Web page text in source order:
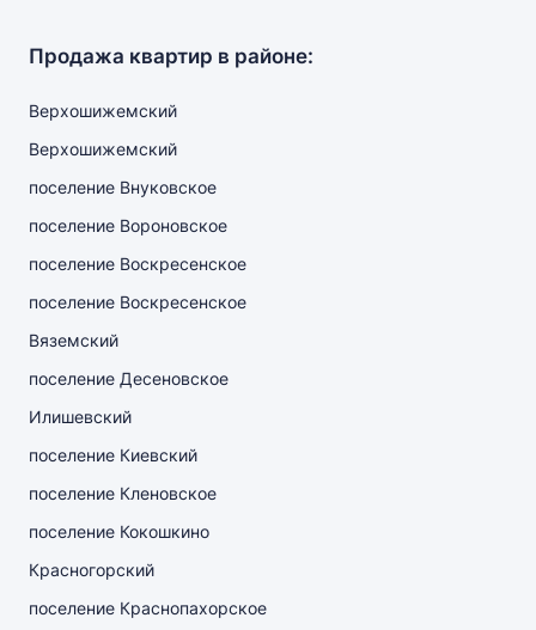
Продажа квартир в районе:
Верхошижемский
Верхошижемский
поселение Внуковское
поселение Вороновское
поселение Воскресенское
поселение Воскресенское
Вяземский
поселение Десеновское
Илишевский
поселение Киевский
поселение Кленовское
поселение Кокошкино
Красногорский
поселение Краснопахорское